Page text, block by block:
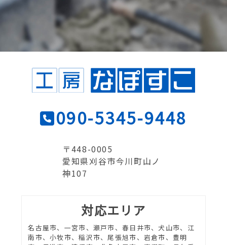
090-5345-9448
〒448-0005
愛知県刈谷市今川町山ノ
神107
対応エリア
名古屋市、一宮市、瀬戸市、春日井市、犬山市、江
南市、小牧市、稲沢市、尾張旭市、岩倉市、豊明